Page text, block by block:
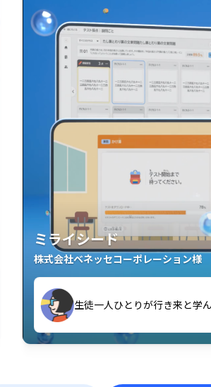
ミライシード
株式会社ベネッセコーポレーション様
生徒一人ひとりが行き来と学
い」「解くことが楽しい」を実